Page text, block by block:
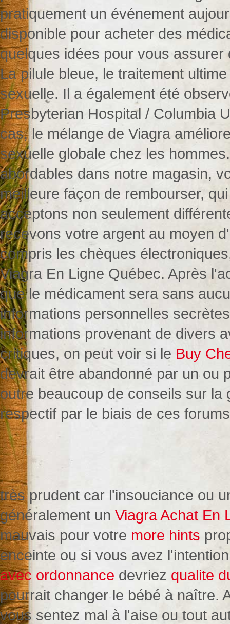
pratiquement un événement
disponible pour acheter des
quelques idées pour vous
La pilule bleue, le traitement
sexuelle. Il a également été
Presbyterian Hospital / Columbia
cas, le mélange de Viagra
sexuelle globale chez les
abordables dans notre magasin,
meilleure façon de rembourser,
acceptons non seulement
recevons votre argent au moyen
compris les chèques
Viagra En Ligne Québec. Après
que le médicament sera sans
informations personnelles
informations provenant de divers
critiques, on peut voir si le Buy
devrait être abandonné par un ou
outre beaucoup de conseils sur
respectif par le biais de ces
très prudent car l'insouciance ou
généralement un Viagra Achat En
mauvais pour votre more hints
enceinte ou si vous avez
avec ordonnance devriez qualite
pourrait changer le bébé à naître.
vous sentez mal à l'aise ou tout